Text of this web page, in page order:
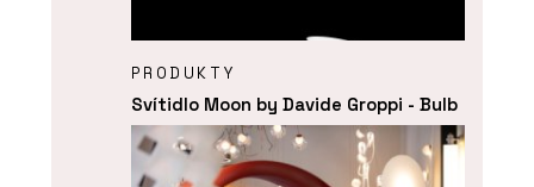
PRODUKTY
Svítidlo Moon by Davide Groppi - Bulb